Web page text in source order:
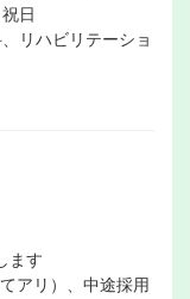
日
リハビリテーショ
ます
アリ）、中途採用